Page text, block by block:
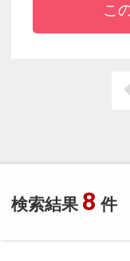
検索結果 8 件
こ